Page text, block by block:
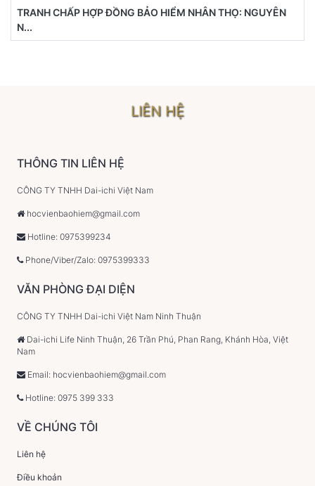
TRANH CHẤP HỢP ĐỒNG BẢO HIỂM NHÂN THỌ: NGUYÊN
N...
LIÊN HỆ
THÔNG TIN LIÊN HỆ
CÔNG TY TNHH Dai-ichi Việt Nam
hocvienbaohiem@gmail.com
Hotline: 0975399234
Phone/Viber/Zalo: 0975399333
VĂN PHÒNG ĐẠI DIỆN
CÔNG TY TNHH Dai-ichi Việt Nam Ninh Thuận
Dai-ichi Life Ninh Thuận, 26 Trần Phú, Phan Rang, Khánh Hòa, Việt
Nam
Email: hocvienbaohiem@gmail.com
Hotline: 0975 399 333
VỀ CHÚNG TÔI
Liên hệ
Điều khoản